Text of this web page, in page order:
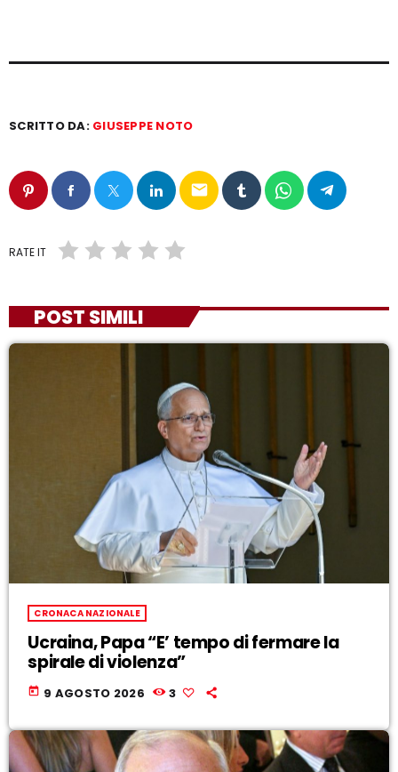
SCRITTO DA: GIUSEPPE NOTO
email
RATE IT
POST SIMILI
CRONACA NAZIONALE
Ucraina, Papa “E’ tempo di fermare la
spirale di violenza”
today 9 AGOSTO 2026 3